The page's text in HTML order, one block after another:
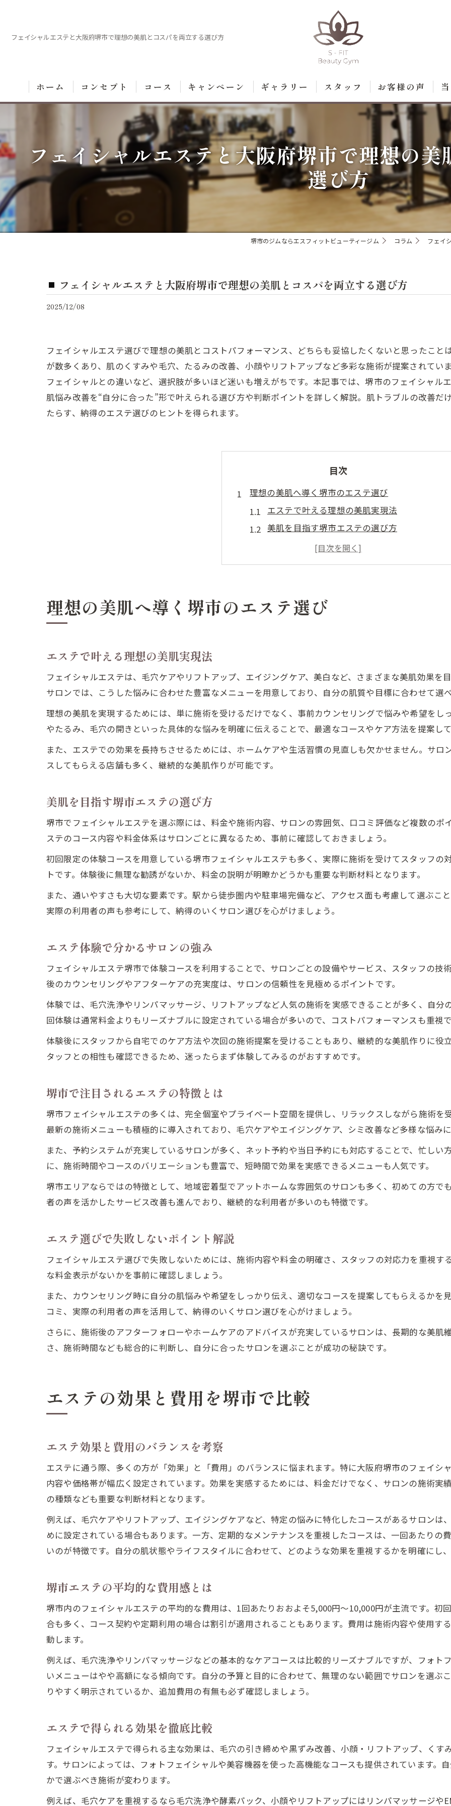
フェイシャルエステと大阪府堺市で理想の美肌とコスパを両立する選び方
ホーム コンセプト コース キャンペーン ギャラリー スタッフ お客様の声
ダ
フェイシャルエステと大阪府堺市で理想の
選び方
堺市のジムならエスフィットビューティージム コラム フェイ
フェイシャルエステと大阪府堺市で理想の美肌とコスパを両立する選び方
2025/12/08
フェイシャルエステ選びで理想の美肌とコストパフォーマンス、どちらも妥協したくないと思ったこと
が数多くあり、肌のくすみや毛穴、たるみの改善、小顔やリフトアップなど多彩な施術が提案されてい
フェイシャルとの違いなど、選択肢が多いほど迷いも増えがちです。本記事では、堺市のフェイシャル
肌悩み改善を“自分に合った”形で叶えられる選び方や判断ポイントを詳しく解説。肌トラブルの改善だ
たらす、納得のエステ選びのヒントを得られます。
目次
理想の美肌へ導く堺市のエステ選び
エステで叶える理想の美肌実現法
美肌を目指す堺市エステの選び方
エステ体験で分かるサロンの強み
堺市で注目されるエステの特徴とは
エステの効果と費用を堺市で比較
エステ効果と費用のバランスを考察
費用から見るエステ満足度の違い
美肌へ導く堺市フェイシャルエステ術
フェイシャルエステで叶う小顔への道
エステとフォト施術の違いを徹底解説
堺市で選ぶべきエステと施術法の特徴
フォトフェイシャルとエステの違い比較
肌悩み別おすすめエステ施術の選択術
エステと医療フォトの効果を比較検証
無理なく続ける堺市エステの通い方ガイド
エステ通いを長続きさせるポイント
続けやすい堺市エステの選び方とは
エステを習慣化するための工夫紹介
肌悩み改善に役立つエステの選び方とは
エステで解決できる肌悩みの種類解説
堺市エステの肌質改善メニュー紹介
肌トラブル改善に強い堺市のエステ
理想の美肌へ導く堺市のエステ選び
エステで叶える理想の美肌実現法
フェイシャルエステは、毛穴ケアやリフトアップ、エイジングケア、美白など、さまざまな美肌効果を
サロンでは、こうした悩みに合わせた豊富なメニューを用意しており、自分の肌質や目標に合わせて選べ
理想の美肌を実現するためには、単に施術を受けるだけでなく、事前カウンセリングで悩みや希望をし
やたるみ、毛穴の開きといった具体的な悩みを明確に伝えることで、最適なコースやケア方法を提案して
また、エステでの効果を長持ちさせるためには、ホームケアや生活習慣の見直しも欠かせません。サロ
スしてもらえる店舗も多く、継続的な美肌作りが可能です。
美肌を目指す堺市エステの選び方
堺市でフェイシャルエステを選ぶ際には、料金や施術内容、サロンの雰囲気、口コミ評価など複数のポ
ステのコース内容や料金体系はサロンごとに異なるため、事前に確認しておきましょう。
初回限定の体験コースを用意している堺市フェイシャルエステも多く、実際に施術を受けてスタッフの
トです。体験後に無理な勧誘がないか、料金の説明が明瞭かどうかも重要な判断材料となります。
また、通いやすさも大切な要素です。駅から徒歩圏内や駐車場完備など、アクセス面も考慮して選ぶこ
実際の利用者の声も参考にして、納得のいくサロン選びを心がけましょう。
エステ体験で分かるサロンの強み
フェイシャルエステ堺市で体験コースを利用することで、サロンごとの設備やサービス、スタッフの技
後のカウンセリングやアフターケアの充実度は、サロンの信頼性を見極めるポイントです。
体験では、毛穴洗浄やリンパマッサージ、リフトアップなど人気の施術を実感できることが多く、自分
回体験は通常料金よりもリーズナブルに設定されている場合が多いので、コストパフォーマンスも重視で
体験後にスタッフから自宅でのケア方法や次回の施術提案を受けることもあり、継続的な美肌作りに役
タッフとの相性も確認できるため、迷ったらまず体験してみるのがおすすめです。
堺市で注目されるエステの特徴とは
堺市フェイシャルエステの多くは、完全個室やプライベート空間を提供し、リラックスしながら施術を
最新の施術メニューも積極的に導入されており、毛穴ケアやエイジングケア、シミ改善など多様な悩みに
また、予約システムが充実しているサロンが多く、ネット予約や当日予約にも対応することで、忙しい
に、施術時間やコースのバリエーションも豊富で、短時間で効果を実感できるメニューも人気です。
堺市エリアならではの特徴として、地域密着型でアットホームな雰囲気のサロンも多く、初めての方で
者の声を活かしたサービス改善も進んでおり、継続的な利用者が多いのも特徴です。
エステ選びで失敗しないポイント解説
フェイシャルエステ選びで失敗しないためには、施術内容や料金の明確さ、スタッフの対応力を重視す
な料金表示がないかを事前に確認しましょう。
また、カウンセリング時に自分の肌悩みや希望をしっかり伝え、適切なコースを提案してもらえるかを
コミ、実際の利用者の声を活用して、納得のいくサロン選びを心がけましょう。
さらに、施術後のアフターフォローやホームケアのアドバイスが充実しているサロンは、長期的な美肌
さ、施術時間なども総合的に判断し、自分に合ったサロンを選ぶことが成功の秘訣です。
エステの効果と費用を堺市で比較
エステ効果と費用のバランスを考察
エステに通う際、多くの方が「効果」と「費用」のバランスに悩まれます。特に大阪府堺市のフェイシ
内容や価格帯が幅広く設定されています。効果を実感するためには、料金だけでなく、サロンの施術実
の種類なども重要な判断材料となります。
例えば、毛穴ケアやリフトアップ、エイジングケアなど、特定の悩みに特化したコースがあるサロンは
めに設定されている場合もあります。一方、定期的なメンテナンスを重視したコースは、一回あたりの
いのが特徴です。自分の肌状態やライフスタイルに合わせて、どのような効果を重視するかを明確にし
堺市エステの平均的な費用感とは
堺市内のフェイシャルエステの平均的な費用は、1回あたりおおよそ5,000円～10,000円が主流です。初
合も多く、コース契約や定期利用の場合は割引が適用されることもあります。費用は施術内容や使用す
動します。
例えば、毛穴洗浄やリンパマッサージなどの基本的なケアコースは比較的リーズナブルですが、フォト
いメニューはやや高額になる傾向です。自分の予算と目的に合わせて、無理のない範囲でサロンを選ぶ
りやすく明示されているか、追加費用の有無も必ず確認しましょう。
エステで得られる効果を徹底比較
フェイシャルエステで得られる主な効果は、毛穴の引き締めや黒ずみ改善、小顔・リフトアップ、くす
す。サロンによっては、フォトフェイシャルや美容機器を使った高機能なコースも提供されています。
かで選ぶべき施術が変わります。
例えば、毛穴ケアを重視するなら毛穴洗浄や酵素パック、小顔やリフトアップにはリンパマッサージや